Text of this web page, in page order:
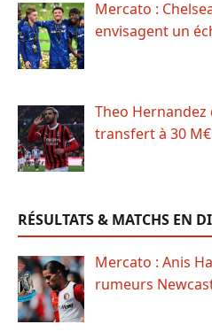
Mercato :
envisagent un
Theo Hernandez
transfert à 30
RÉSULTATS & MATCHS EN
Mercato : Anis
rumeurs